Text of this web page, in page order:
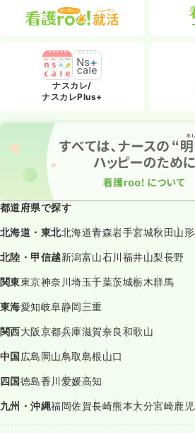
ナスカレ/
ナスカレPlus+
都道府県で探す
北海道・東北北海道青森岩手宮城秋田山形
北陸・甲信越新潟富山石川福井山梨長野
関東東京神奈川埼玉千葉茨城栃木群馬
東海愛知岐阜静岡三重
関西大阪京都兵庫滋賀奈良和歌山
中国広島岡山鳥取島根山口
四国徳島香川愛媛高知
九州・沖縄福岡佐賀長崎熊本大分宮崎鹿